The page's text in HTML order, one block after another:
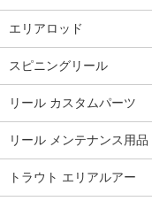
エリアロッド
スピニングリール
リール カスタムパーツ
リール メンテナンス用品
トラウト エリアルアー